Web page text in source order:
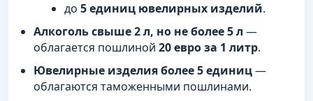
до 5 единиц ювелирных изделий.
Алкоголь свыше 2 л, но не более 5 л —
облагается пошлиной 20 евро за 1 литр.
Ювелирные изделия более 5 единиц—
облагаются таможенными пошлинами.